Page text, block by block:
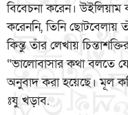
বিবেচনা করেন। উইলিয়াম
করেননি, তিনি ছোটবেলায়
কিন্তু তাঁর লেখায়
“ভালোবাসার কথা বলতে
অনুবাদ করা হয়েছে। মূল
ঃযু খড়াব.